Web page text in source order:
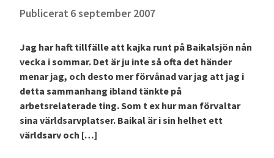
Publicerat 6 september 2007
Jag har haft tillfälle att kajka runt på Baikalsjön nån
vecka i sommar. Det är ju inte så ofta det händer
menar jag, och desto mer förvånad var jag att jag i
detta sammanhang ibland tänkte på
arbetsrelaterade ting. Som t ex hur man förvaltar
sina världsarvplatser. Baikal är i sin helhet ett
världsarv och […]